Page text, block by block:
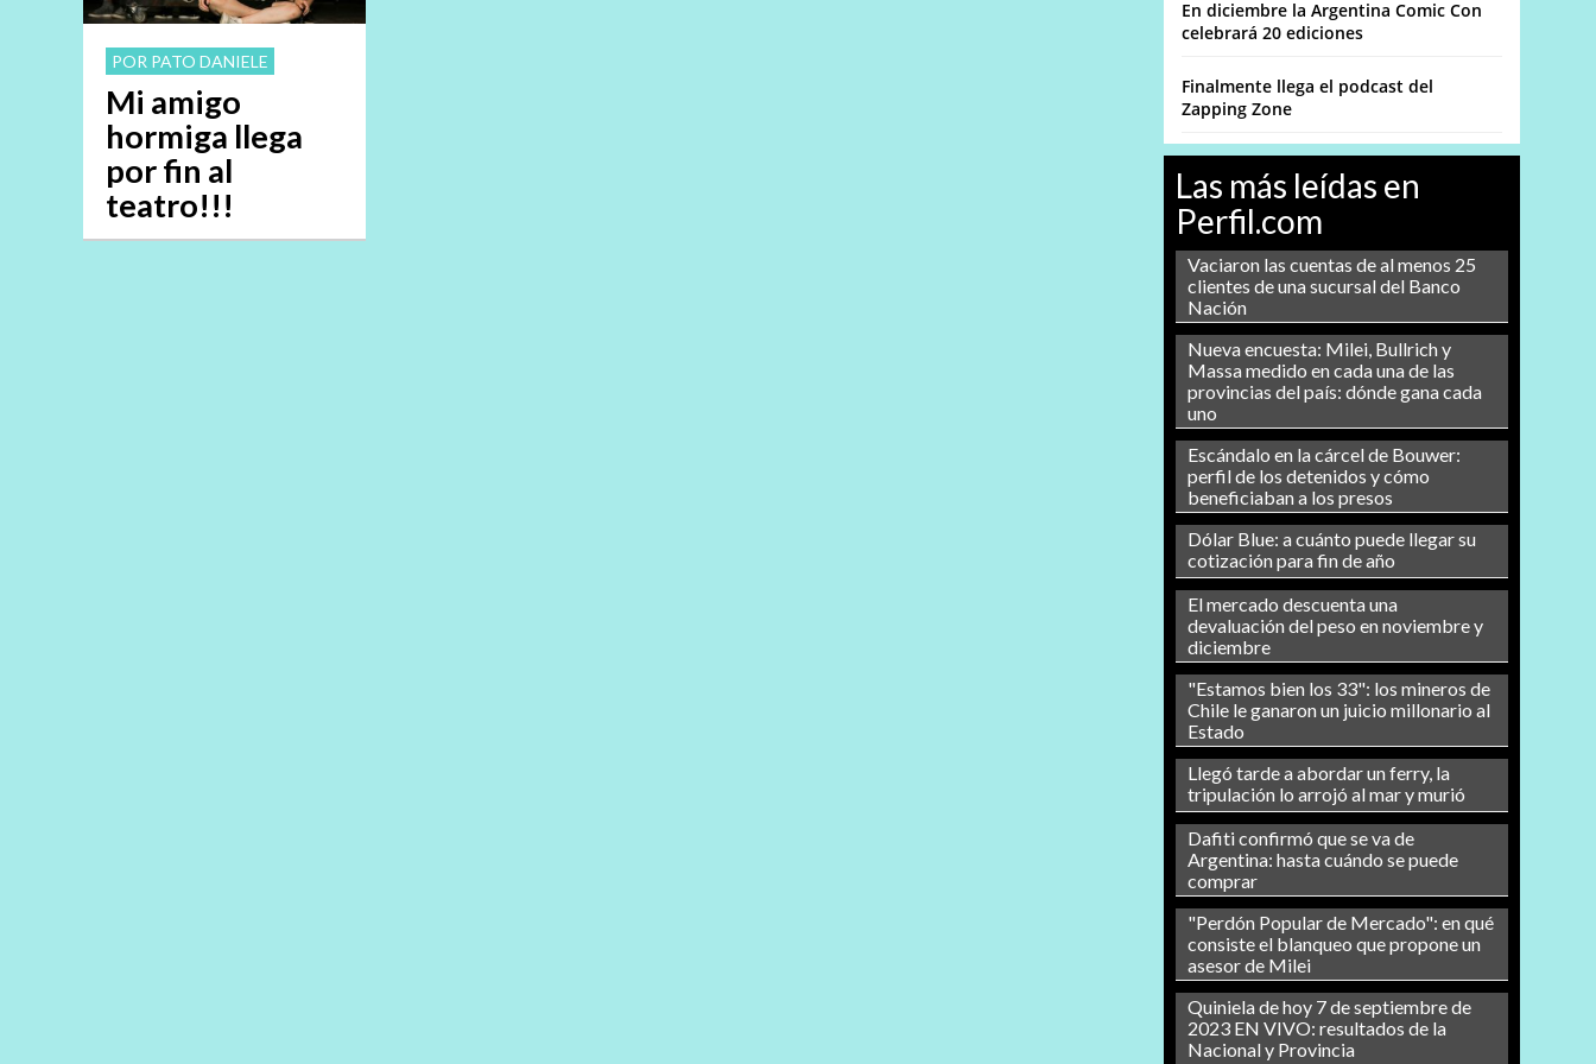
En diciembre la Argentina Comic Con
celebrará 20 ediciones
Finalmente llega el podcast del
Zapping Zone
Las más leídas en
Perfil.com
Vaciaron las cuentas de al menos 25
clientes de una sucursal del Banco
Nación
Nueva encuesta: Milei, Bullrich y
Massa medido en cada una de las
provincias del país: dónde gana cada
uno
Escándalo en la cárcel de Bouwer:
perfil de los detenidos y cómo
beneficiaban a los presos
Dólar Blue: a cuánto puede llegar su
cotización para fin de año
El mercado descuenta una
devaluación del peso en noviembre y
diciembre
"Estamos bien los 33": los mineros de
Chile le ganaron un juicio millonario al
Estado
Llegó tarde a abordar un ferry, la
tripulación lo arrojó al mar y murió
Dafiti confirmó que se va de
Argentina: hasta cuándo se puede
comprar
"Perdón Popular de Mercado": en qué
consiste el blanqueo que propone un
asesor de Milei
Quiniela de hoy 7 de septiembre de
2023 EN VIVO: resultados de la
Nacional y Provincia
POR PATO DANIELE
Mi amigo
hormiga llega
por fin al
teatro!!!